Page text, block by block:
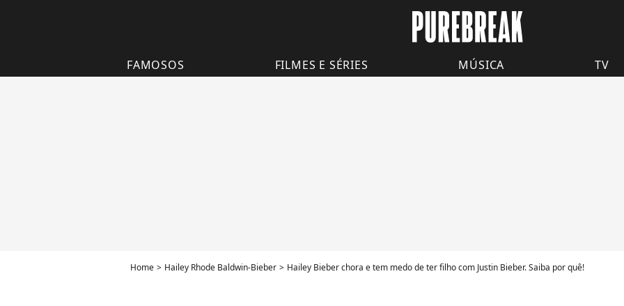
FAMOSOS FILMES E SÉRIES MÚSICA TV
Home Hailey Rhode Baldwin-Bieber Hailey Bieber chora e tem medo de ter filho com Justin Bieber. Saiba por quê!